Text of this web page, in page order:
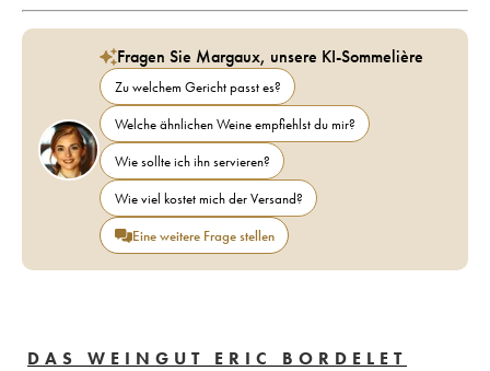
Fragen Sie Margaux, unsere KI-Sommelière
Zu welchem Gericht passt es?
Welche ähnlichen Weine empfiehlst du mir?
Wie sollte ich ihn servieren?
Wie viel kostet mich der Versand?
Eine weitere Frage stellen
DAS WEINGUT ERIC BORDELET